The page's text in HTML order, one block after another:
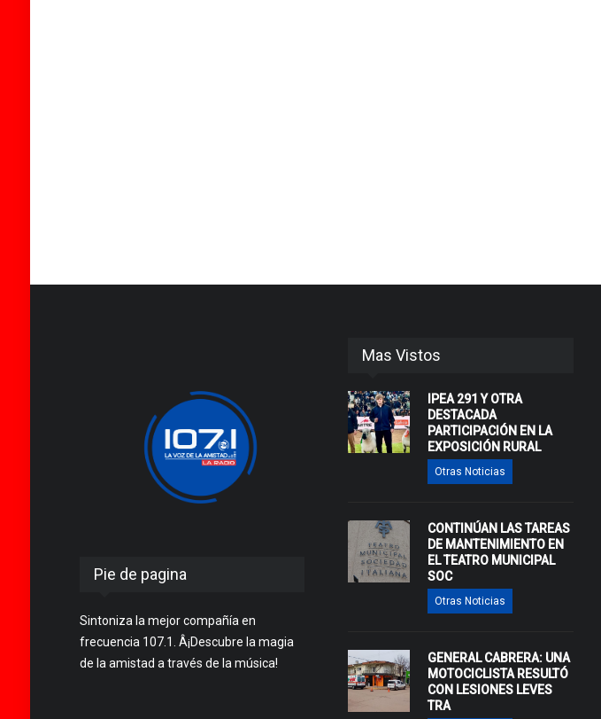
Pie de pagina
Sintoniza la mejor compañía en
frecuencia 107.1. Â¡Descubre la magia
de la amistad a través de la música!
Mas Vistos
IPEA 291 Y OTRA
DESTACADA
PARTICIPACIÓN EN LA
EXPOSICIÓN RURAL
Otras Noticias
CONTINÚAN LAS TAREAS
DE MANTENIMIENTO EN
EL TEATRO MUNICIPAL
SOC
Otras Noticias
GENERAL CABRERA: UNA
MOTOCICLISTA RESULTÓ
CON LESIONES LEVES
TRA